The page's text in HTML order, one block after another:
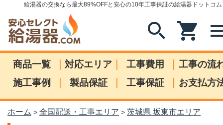
給湯器の交換なら最大89%OFFと安心の10年工事保証の給湯器ドットコム
search shopping_cart
商品一覧 | 対応エリア | 工事費用 | 工事の流
施工事例
| 製品保証 | 工事保証 | お支払方
ホーム > 全国配送・工事エリア > 茨城県 坂東市エリア